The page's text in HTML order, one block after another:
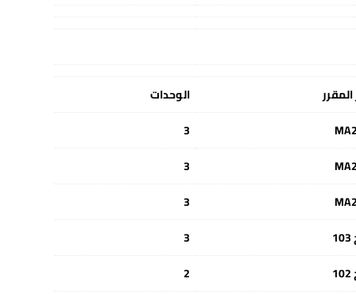
الوحدات
3
3
3
3
2